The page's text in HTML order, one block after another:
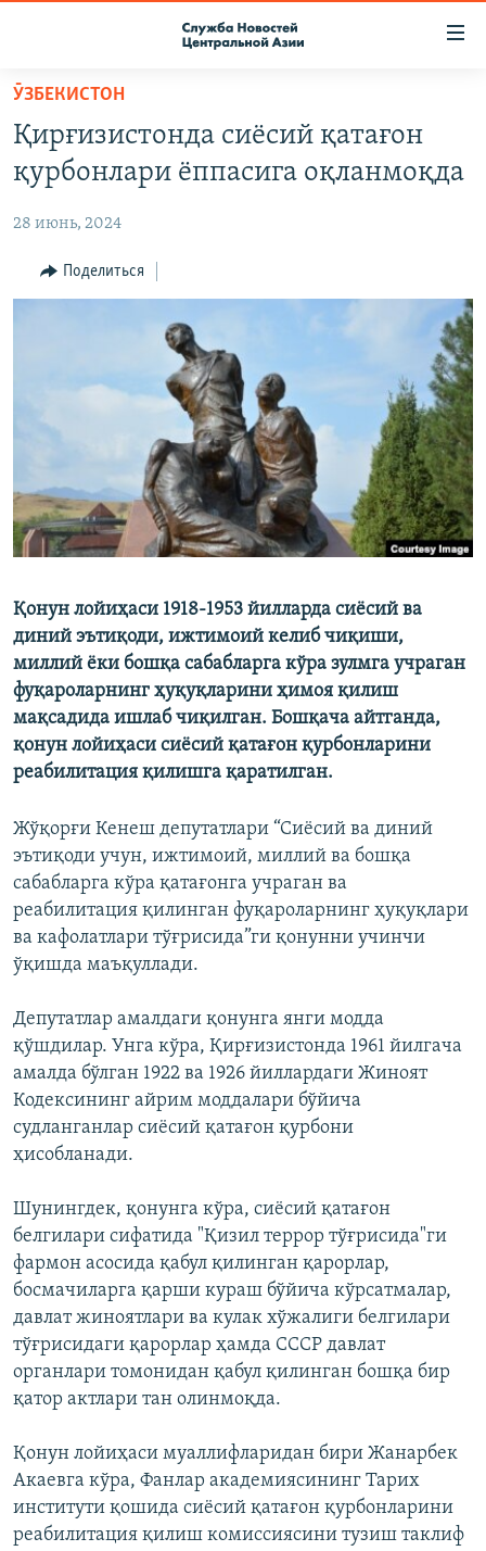
Вернуться
основному
содержанию
Вернутся
навигации
Вернутся
ПОДПИСКА
КОНТАКТЫ
RFE/RL ДИРЕКТ
НАСТОЯЩЕЕ ВРЕМЯ
ӮЗБЕКИСТОН
Қирғизистонда сиёсий қатағон
қурбонлари ёппасига оқланмоқда
28 июнь, 2024
Поделиться
Қонун лойиҳаси 1918-1953 йилларда сиёсий ва
диний эътиқоди, ижтимоий келиб чиқиши,
миллий ёки бошқа сабабларга кўра зулмга учраган
фуқароларнинг ҳуқуқларини ҳимоя қилиш
мақсадида ишлаб чиқилган. Бошқача айтганда,
қонун лойиҳаси сиёсий қатағон қурбонларини
реабилитация қилишга қаратилган.
Жўқорғи Кенеш депутатлари “Сиёсий ва диний
эътиқоди учун, ижтимоий, миллий ва бошқа
сабабларга кўра қатағонга учраган ва
реабилитация қилинган фуқароларнинг ҳуқуқлари
ва кафолатлари тўғрисида”ги қонунни учинчи
ўқишда маъқуллади.
Депутатлар амалдаги қонунга янги модда
қўшдилар. Унга кўра, Қирғизистонда 1961 йилгача
амалда бўлган 1922 ва 1926 йиллардаги Жиноят
Кодексининг айрим моддалари бўйича
судланганлар сиёсий қатағон қурбони
ҳисобланади.
Шунингдек, қонунга кўра, сиёсий қатағон
белгилари сифатида "Қизил террор тўғрисида"ги
фармон асосида қабул қилинган қарорлар,
босмачиларга қарши кураш бўйича кўрсатмалар,
давлат жиноятлари ва кулак хўжалиги белгилари
тўғрисидаги қарорлар ҳамда СССР давлат
органлари томонидан қабул қилинган бошқа бир
қатор актлари тан олинмоқда.
Қонун лойиҳаси муаллифларидан бири Жанарбек
Акаевга кўра, Фанлар академиясининг Тарих
институти қошида сиёсий қатағон қурбонларини
реабилитация қилиш комиссиясини тузиш таклиф